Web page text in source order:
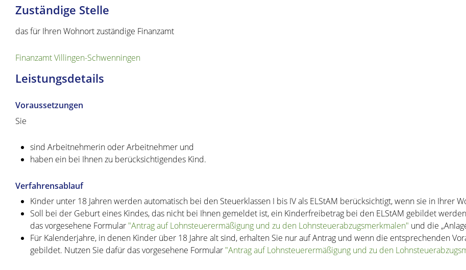
Zuständige Stelle
das für Ihren Wohnort zuständige Finanzamt
Finanzamt Villingen-Schwenningen
Leistungsdetails
Voraussetzungen
Sie
sind Arbeitnehmerin oder Arbeitnehmer und
haben ein bei Ihnen zu berücksichtigendes Kind.
Verfahrensablauf
Kinder unter 18 Jahren werden automatisch bei den Steuerklassen I bis IV als ELStAM berücksichtigt, wenn sie in Ihrer
Soll bei der Geburt eines Kindes, das nicht bei Ihnen gemeldet ist, ein Kinderfreibetrag bei den ELStAM gebildet
das vorgesehene Formular "Antrag auf Lohnsteuerermäßigung und zu den Lohnsteuerabzugsmerkmalen" und die
Für Kalenderjahre, in denen Kinder über 18 Jahre alt sind, erhalten Sie nur auf Antrag und wenn die entsprechenden
gebildet. Nutzen Sie dafür das vorgesehene Formular "Antrag auf Lohnsteuerermäßigung und zu den